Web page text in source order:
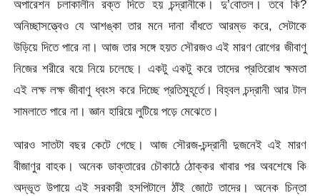
অপারেশন চলাকালীন রক্ত দিতে হয় চন্দ্রানীকে। দু’বোতল। তবে কি?
অনিচ্ছাসত্ত্বেও যে আশঙ্কা তার মনে দানা বাঁধতে আরম্ভ করে, সেটাকে
উড়িয়ে দিতে পারে না। আজ তার সঙ্গে হয়ত সৌরজও এই মারণ রোগের জীবাণু
নিজের শরীরে বয়ে নিয়ে চলেছে। একটু একটু করে তাদের প্রতিরোধ ক্ষমতা
এই লক্ষ লক্ষ জীবাণু ধ্বংস করে দিচ্ছে প্রতিমুহূর্তে। বিহ্বল চন্দ্রানী আর টাল
সামলাতে পারে না। জ্ঞান হারিয়ে লুটিয়ে পড়ে মেঝেতে।
আরও সাতটা বছর কেটে গেছে। আজ সৌরজ-চন্দ্রানী দুজনেই এই মারণ
বীজাণুর বাহক। অনেক ডাক্তারের চৌকাঠে ঠোক্কর খাবার পর অবশেষে কি
অদ্ভূত উপায়ে এই সরকারী হসপিটালে ঠাঁই জোটে তাদের। অনেক চিন্তা